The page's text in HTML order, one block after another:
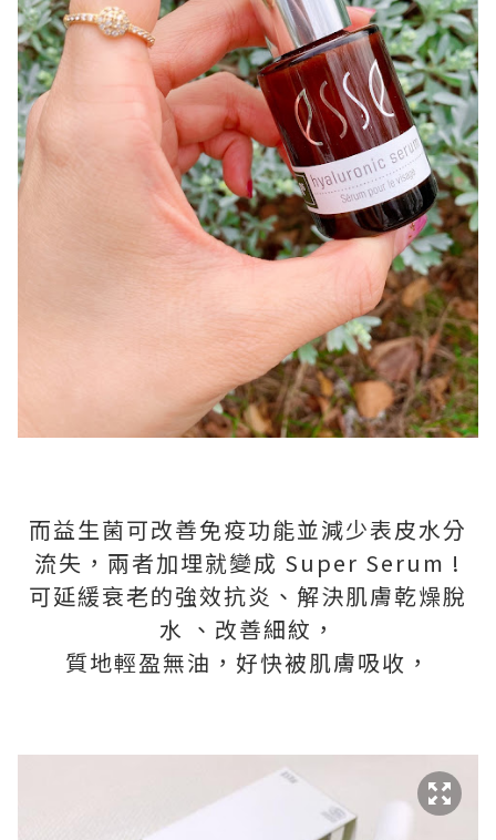
而益生菌可改善免疫功能並減少表皮水分
流失，兩者加埋就變成 Super Serum !
可延緩衰老的強效抗炎、解決肌膚乾燥脫
水 、改善細紋，
質地輕盈無油，好快被肌膚吸收，